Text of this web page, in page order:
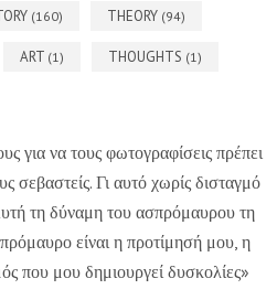
(160) THEORY (94)
ART (1) THOUGHTS (1)
για να τους φωτογραφίσεις πρέπει
σεβαστείς. Γι αυτό χωρίς δισταγμό
τη δύναμη του ασπρόμαυρου τη
είναι η προτίμησή μου, η
που μου δημιουργεί δυσκολίες»